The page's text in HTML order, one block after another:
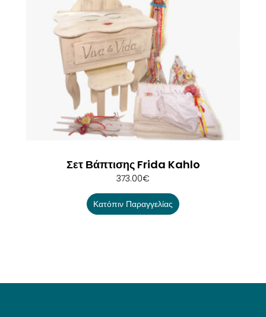
Σετ Βάπτισης Frida Kahlo
373.00€
Κατόπιν Παραγγελίας